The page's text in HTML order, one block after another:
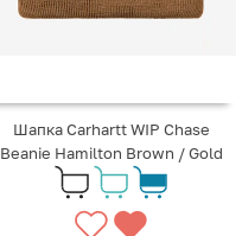
Шапка Carhartt WIP Chase
Beanie Hamilton Brown / Gold